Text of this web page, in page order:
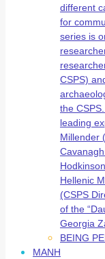
different
for
series is
CSPS)
the
leading
Millender
Hellenic
(CSPS
of the
Georgia
BEING
ΜΑΝΗ